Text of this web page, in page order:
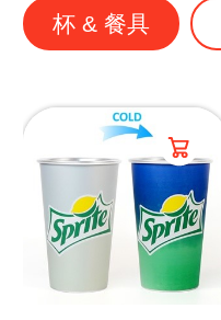
杯 & 餐具